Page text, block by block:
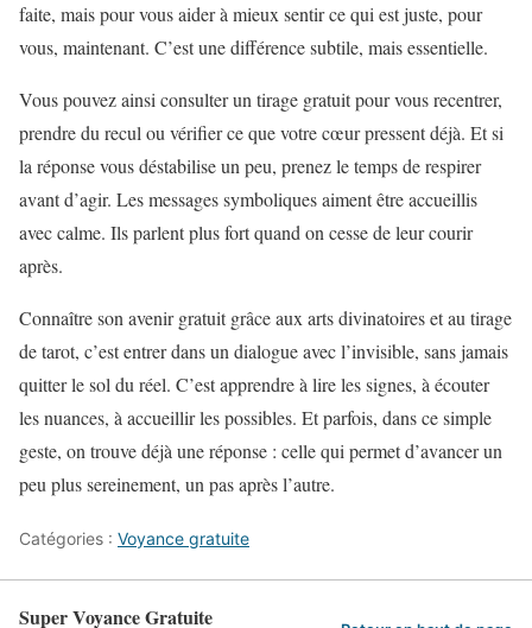
faite, mais pour vous aider à mieux sentir ce qui est juste, pour
vous, maintenant. C’est une différence subtile, mais essentielle.
Vous pouvez ainsi consulter un tirage gratuit pour vous recentrer,
prendre du recul ou vérifier ce que votre cœur pressent déjà. Et si
la réponse vous déstabilise un peu, prenez le temps de respirer
avant d’agir. Les messages symboliques aiment être accueillis
avec calme. Ils parlent plus fort quand on cesse de leur courir
après.
Connaître son avenir gratuit grâce aux arts divinatoires et au tirage
de tarot, c’est entrer dans un dialogue avec l’invisible, sans jamais
quitter le sol du réel. C’est apprendre à lire les signes, à écouter
les nuances, à accueillir les possibles. Et parfois, dans ce simple
geste, on trouve déjà une réponse : celle qui permet d’avancer un
peu plus sereinement, un pas après l’autre.
Catégories : Voyance gratuite
Super Voyance Gratuite